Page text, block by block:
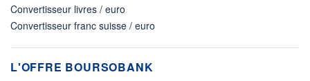
Convertisseur livres / euro
Convertisseur franc suisse / euro
L'OFFRE BOURSOBANK